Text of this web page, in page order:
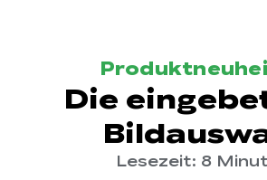
Die
Lesezeit: 8